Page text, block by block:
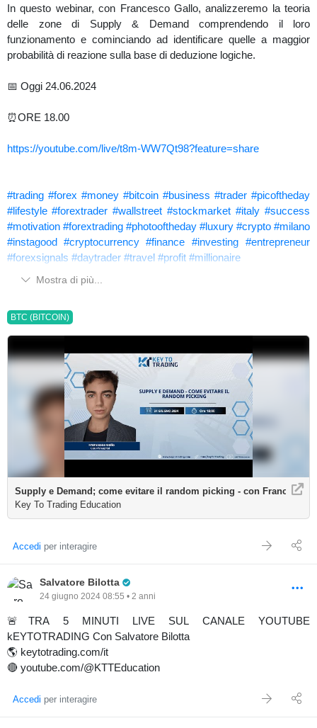
In questo webinar, con Francesco Gallo, analizzeremo la teoria
delle zone di Supply & Demand comprendendo il loro
funzionamento e cominciando ad identificare quelle a maggior
probabilità di reazione sulla base di deduzione logiche.
📅 Oggi 24.06.2024
⏰ORE 18.00
https://youtube.com/live/t8m-WW7Qt98?feature=share
#trading #forex #money #bitcoin #business #trader #picoftheday
#lifestyle #forextrader #wallstreet #stockmarket #italy #success
#motivation #forextrading #photooftheday #luxury #crypto #milano
#instagood #cryptocurrency #finance #investing #entrepreneur
#forexsignals #daytrader #travel #profit #millionaire
Mostra di più...
BTC (BITCOIN)
Key To Trading Education
Accedi per interagire
Salvatore Bilotta
24 giugno 2024 08:55 • 2 anni
🚨TRA 5 MINUTI LIVE SUL CANALE YOUTUBE
kEYTOTRADING Con Salvatore Bilotta
🌎 keytotrading.com/it
🔴 youtube.com/@KTTEducation
Accedi per interagire